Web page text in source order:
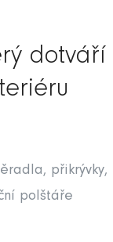
přikrývky,
polštáře